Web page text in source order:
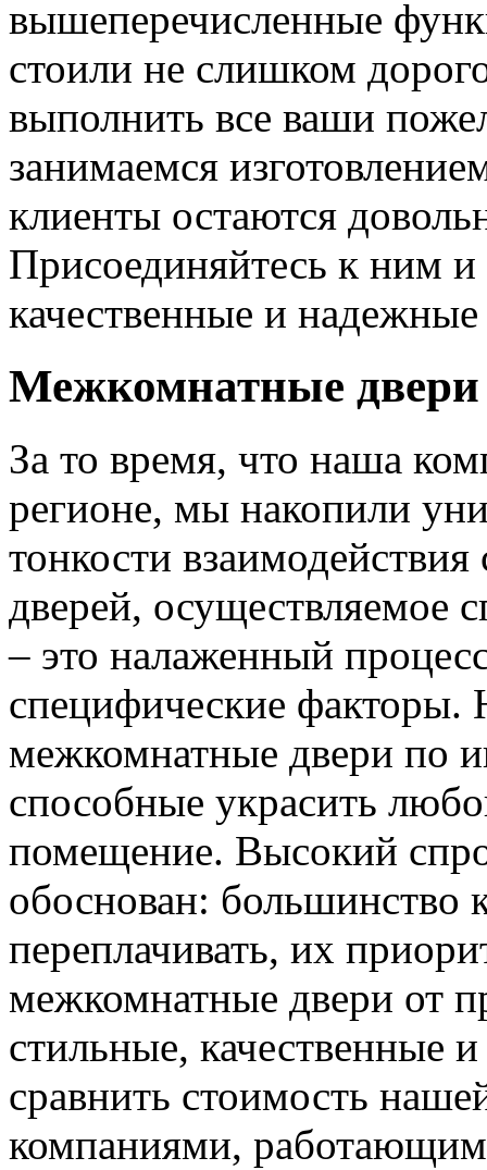
вышеперечисленные
стоили не слишком
выполнить все ваши
занимаемся
клиенты остаются
Присоединяйтесь к ним
качественные и
Межкомнатные двери
За то время, что наша
регионе, мы накопили
тонкости
дверей, осуществляемое
– это налаженный
специфические
межкомнатные двери по
способные украсить
помещение. Высокий
обоснован: большинство
переплачивать, их
межкомнатные двери от
стильные, качественные
сравнить стоимость
компаниями,